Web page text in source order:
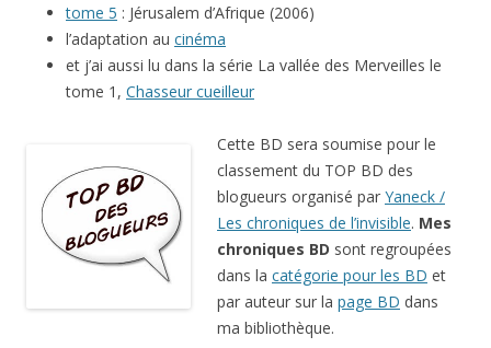
tome 5 : Jérusalem d’Afrique (2006)
l’adaptation au cinéma
et j’ai aussi lu dans la série La vallée des Merveilles le
tome 1, Chasseur cueilleur
Cette BD sera soumise pour le
classement du TOP BD des
blogueurs organisé par Yaneck /
Les chroniques de l’invisible. Mes
chroniques BD sont regroupées
dans la catégorie pour les BD et
par auteur sur la page BD dans
ma bibliothèque.